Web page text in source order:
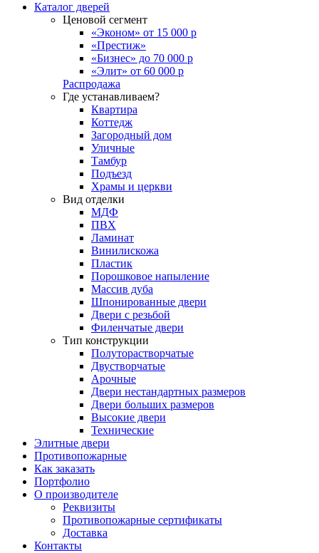
Каталог дверей
Ценовой сегмент
«Эконом» от 15 000 р
«Престиж»
«Бизнес» до 70 000 р
«Элит» от 60 000 р
Распродажа
Где устанавливаем?
Квартира
Коттедж
Загородный дом
Уличные
Тамбур
Подъезд
Храмы и церкви
Вид отделки
МДФ
ПВХ
Ламинат
Винилискожа
Пластик
Порошковое напыление
Массив дуба
Шпонированные двери
Двери с резьбой
Филенчатые двери
Тип конструкции
Полуторастворчатые
Двустворчатые
Арочные
Двери нестандартных размеров
Двери больших размеров
Высокие двери
Технические
Элитные двери
Противопожарные
Как заказать
Портфолио
О производителе
Реквизиты
Противопожарные сертификаты
Доставка
Контакты